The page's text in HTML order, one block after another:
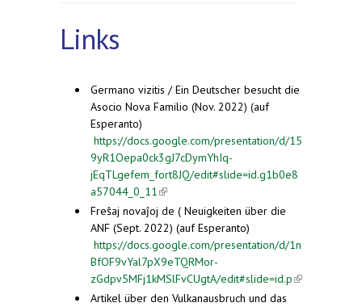
Links
Germano vizitis / Ein Deutscher besucht die
Asocio Nova Familio (Nov. 2022) (auf
Esperanto)
https://docs.google.com/presentation/d/15
9yR1Oepa0ck3gJ7cDymYhIq-
jEqTLgefem_fort8JQ/edit#slide=id.g1b0e8
a57044_0_11(link is external)
Freŝaj novaĵoj de ( Neuigkeiten über die
ANF (Sept. 2022) (auf Esperanto)
https://docs.google.com/presentation/d/1n
BfOF9vYal7pX9eTQRMor-
zGdpv5MFj1kMSlFvCUgtA/edit#slide=id.p(link is
Artikel über den Vulkanausbruch und das